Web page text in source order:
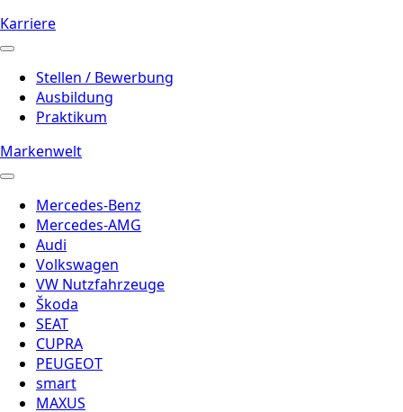
Karriere
Stellen / Bewerbung
Ausbildung
Praktikum
Markenwelt
Mercedes-Benz
Mercedes-AMG
Audi
Volkswagen
VW Nutzfahrzeuge
Škoda
SEAT
CUPRA
PEUGEOT
smart
MAXUS